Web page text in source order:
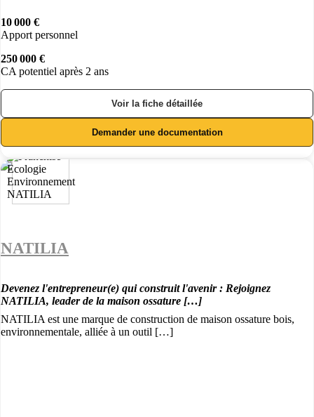
10 000 €
Apport personnel
250 000 €
CA potentiel après 2 ans
Voir la fiche détaillée
Demander une documentation
NATILIA
Devenez l'entrepreneur(e) qui construit l'avenir : Rejoignez
NATILIA, leader de la maison ossature […]
NATILIA est une marque de construction de maison ossature bois,
environnementale, alliée à un outil […]